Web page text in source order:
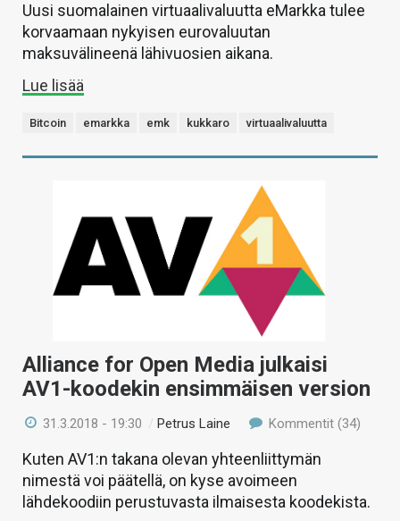
Uusi suomalainen virtuaalivaluutta eMarkka tulee
korvaamaan nykyisen eurovaluutan
maksuvälineenä lähivuosien aikana.
Lue lisää
Bitcoin emarkka emk kukkaro virtuaalivaluutta
Alliance for Open Media julkaisi
AV1-koodekin ensimmäisen version
31.3.2018 - 19:30 / Petrus Laine Kommentit (34)
Kuten AV1:n takana olevan yhteenliittymän
nimestä voi päätellä, on kyse avoimeen
lähdekoodiin perustuvasta ilmaisesta koodekista.